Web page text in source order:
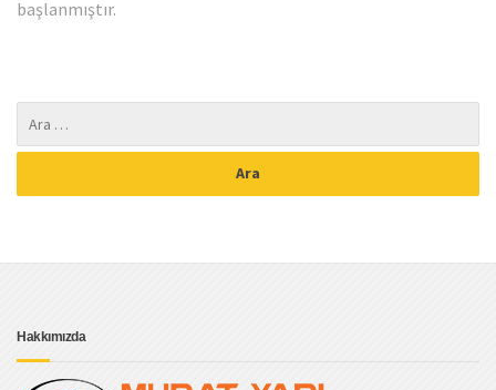
başlanmıştır.
Hakkımızda